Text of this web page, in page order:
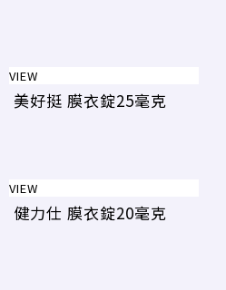
VIEW
美好挺 膜衣錠25毫克
VIEW
健力仕 膜衣錠20毫克